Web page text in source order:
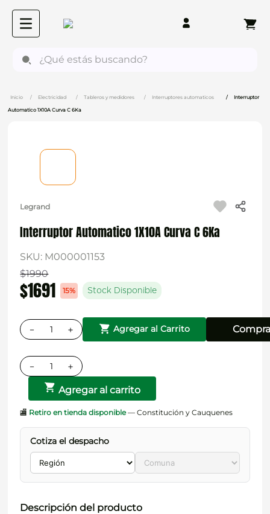
Electricidad Tableros y medidores Interruptores automaticos Interruptor
Automatico 1X10A Curva C 6Ka
Legrand
Interruptor Automatico 1X10A Curva C 6Ka
SKU: M000001153
$1990
$1691 15% Stock Disponible
＋
－ Agregar al Carrito
＋
－
Agregar al carrito
🏬 Retiro en tienda disponible— Constitución y Cauquenes
Cotiza el despacho
Descripción del producto